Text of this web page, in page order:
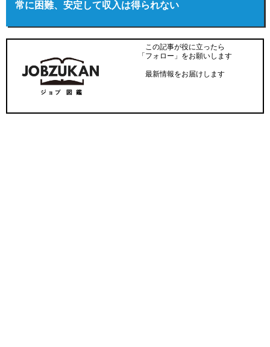
常に困難、安定して収入は得られない
この記事が役に立ったら
「フォロー」をお願いします
最新情報をお届けします